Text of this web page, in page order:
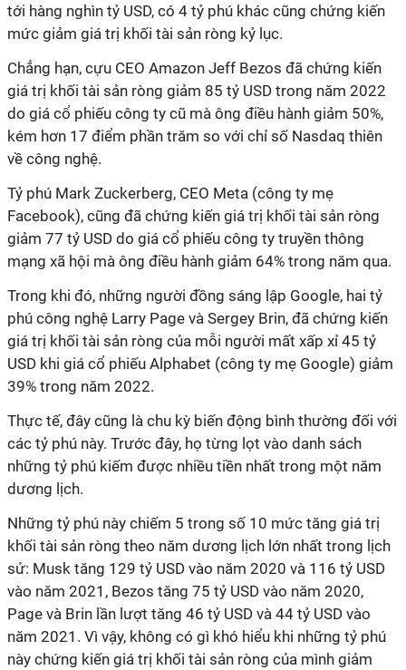
tới hàng nghìn tỷ USD, có 4 tỷ phú khác cũng chứng kiến
mức giảm giá trị khối tài sản ròng kỷ lục.
Chẳng hạn, cựu CEO Amazon Jeff Bezos đã chứng kiến
giá trị khối tài sản ròng giảm 85 tỷ USD trong năm 2022
do giá cổ phiếu công ty cũ mà ông điều hành giảm 50%,
kém hơn 17 điểm phần trăm so với chỉ số Nasdaq thiên
về công nghệ.
Tỷ phú Mark Zuckerberg, CEO Meta (công ty mẹ
Facebook), cũng đã chứng kiến giá trị khối tài sản ròng
giảm 77 tỷ USD do giá cổ phiếu công ty truyền thông
mạng xã hội mà ông điều hành giảm 64% trong năm qua.
Trong khi đó, những người đồng sáng lập Google, hai tỷ
phú công nghệ Larry Page và Sergey Brin, đã chứng kiến
giá trị khối tài sản ròng của mỗi người mất xấp xỉ 45 tỷ
USD khi giá cổ phiếu Alphabet (công ty mẹ Google) giảm
39% trong năm 2022.
Thực tế, đây cũng là chu kỳ biến động bình thường đối với
các tỷ phú này. Trước đây, họ từng lọt vào danh sách
những tỷ phú kiếm được nhiều tiền nhất trong một năm
dương lịch.
Những tỷ phú này chiếm 5 trong số 10 mức tăng giá trị
khối tài sản ròng theo năm dương lịch lớn nhất trong lịch
sử: Musk tăng 129 tỷ USD vào năm 2020 và 116 tỷ USD
vào năm 2021, Bezos tăng 75 tỷ USD vào năm 2020,
Page và Brin lần lượt tăng 46 tỷ USD và 44 tỷ USD vào
năm 2021. Vì vậy, không có gì khó hiểu khi những tỷ phú
này chứng kiến giá trị khối tài sản ròng của mình giảm